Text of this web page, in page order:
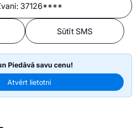
37126****
Sūtīt SMS
Piedāvā savu cenu!
Atvērt lietotni